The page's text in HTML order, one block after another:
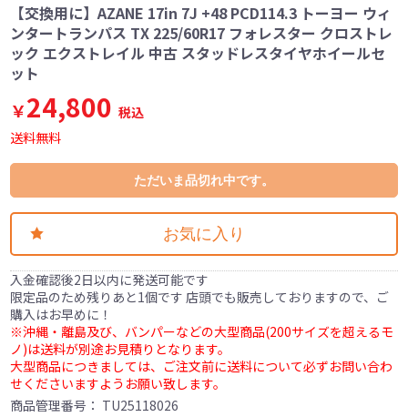
【交換用に】AZANE 17in 7J +48 PCD114.3 トーヨー ウィ
ンタートランパス TX 225/60R17 フォレスター クロストレ
ック エクストレイル 中古 スタッドレスタイヤホイールセ
ット
￥24,800 税込
送料無料
ただいま品切れ中です。
お気に入り
入金確認後2日以内に発送可能です
限定品のため残りあと1個です 店頭でも販売しておりますので、ご
購入はお早めに！
※沖縄・離島及び、バンパーなどの大型商品(200サイズを超えるモ
ノ)は送料が別途お見積りとなります。
大型商品につきましては、ご注文前に送料について必ずお問い合わ
せくださいますようお願い致します。
商品管理番号： TU25118026